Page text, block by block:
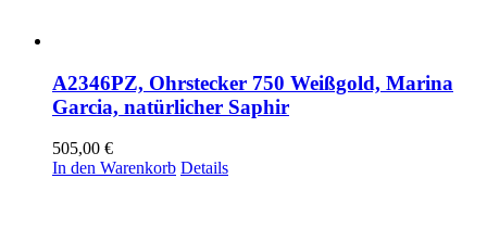
A2346PZ, Ohrstecker 750 Weißgold, Marina
Garcia, natürlicher Saphir
505,00 €
In den Warenkorb Details